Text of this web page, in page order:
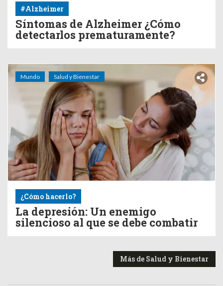
#Alzheimer
Síntomas de Alzheimer ¿Cómo
detectarlos prematuramente?
Mundo Salud y Bienestar
¿Cómo hacerlo?
La depresión: Un enemigo
silencioso al que se debe combatir
Más de Salud y Bienestar